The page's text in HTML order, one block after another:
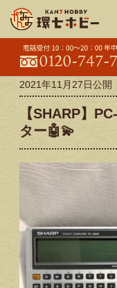
2021年11月27日公開
【SHARP】
ター🤖💫